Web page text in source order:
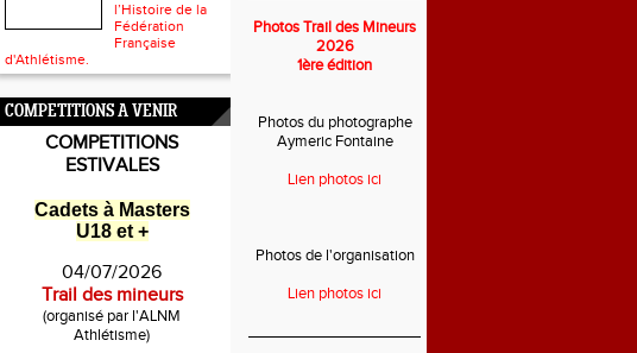
l’Histoire de la
Fédération
Française
d'Athlétisme.
COMPETITIONS A VENIR
COMPETITIONS
ESTIVALES
Cadets à Masters
U18 et +
04/07/2026
Trail des mineurs
(organisé par l'ALNM
Athlétisme)
Photos Trail des Mineurs
2026
1ère édition
Photos du photographe
Aymeric Fontaine
Lien photos ici
Photos de l'organisation
Lien photos ici